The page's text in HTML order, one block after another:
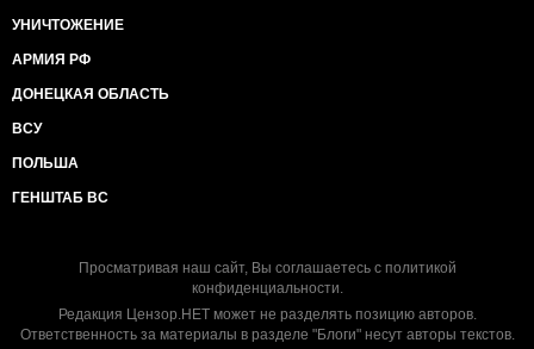
УНИЧТОЖЕНИЕ
АРМИЯ РФ
ДОНЕЦКАЯ ОБЛАСТЬ
ВСУ
ПОЛЬША
ГЕНШТАБ ВС
Просматривая наш сайт, Вы соглашаетесь с политикой
конфиденциальности.
Редакция Цензор.НЕТ может не разделять позицию авторов.
Ответственность за материалы в разделе "Блоги" несут авторы текстов.